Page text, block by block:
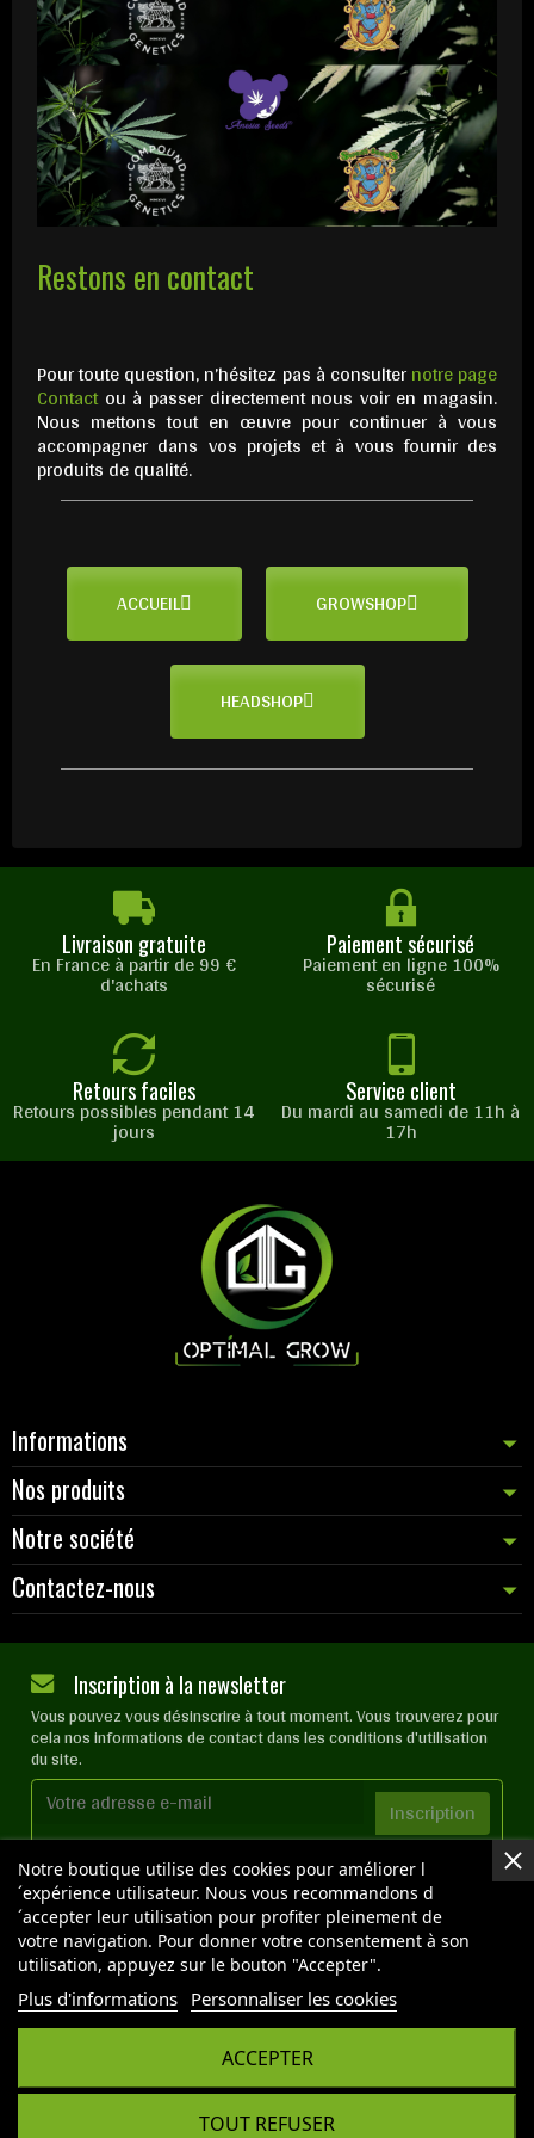
NOS BOUTIQUES
Restons en contact
Pour toute question, n’hésitez pas à consulternotre page
Contactou à passer directement nous voir en magasin.
Nous mettons tout en œuvre pour continuer à vous
accompagner dans vos projets et à vous fournir des
produits de qualité.
ACCUEIL GROWSHOP
HEADSHOP
Livraison gratuite
En France à partir de 99 €
d'achats
Paiement sécurisé
Paiement en ligne 100%
sécurisé
Retours faciles
Retours possibles pendant 14
jours
Service client
Du mardi au samedi de 11h à
17h
Informations
Nos produits
Notre société
Contactez-nous
Notre boutique utilise des cookies pour améliorer l
´expérience utilisateur. Nous vous recommandons d
´accepter leur utilisation pour profiter pleinement de
votre navigation. Pour donner votre consentement à son
utilisation, appuyez sur le bouton "Accepter".
Plus d'informations Personnaliser les cookies
TOUT REFUSER
ACCEPTER
Inscription à la newsletter
Vous pouvez vous désinscrire à tout moment. Vous trouverez pour
cela nos informations de contact dans les conditions d'utilisation
du site.
J'accepte lesconditions généraleset lapolitique de
confidentialité
Copyright © 2026 OPTIMAL GROW - Tous droits réservés
- Reproduction interdite sans autorisation - Site
réalisé par :InSitWeb - Web agency